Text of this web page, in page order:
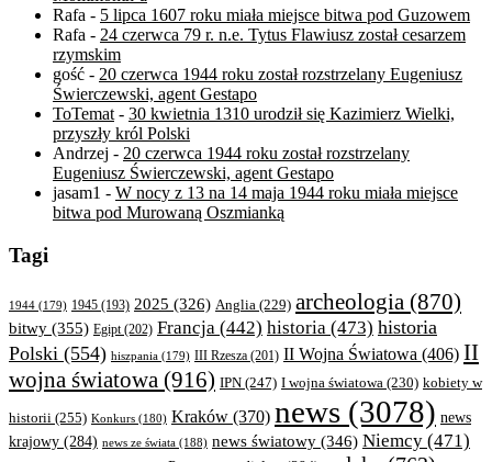
Rafa - 5 lipca 1607 roku miała miejsce bitwa pod Guzowem
Rafa - 24 czerwca 79 r. n.e. Tytus Flawiusz został cesarzem
rzymskim
gość - 20 czerwca 1944 roku został rozstrzelany Eugeniusz
Świerczewski, agent Gestapo
ToTemat- 30 kwietnia 1310 urodził się Kazimierz Wielki,
przyszły król Polski
Andrzej - 20 czerwca 1944 roku został rozstrzelany
Eugeniusz Świerczewski, agent Gestapo
jasam1 - W nocy z 13 na 14 maja 1944 roku miała miejsce
bitwa pod Murowaną Oszmianką
Tagi
1944 (179) 1945 (193) 2025 (326) Anglia (229) archeologia (870)
bitwy (355) Egipt(202) Francja (442) historia (473) historia
Polski (554) hiszpania (179) III Rzesza (201) II Wojna Światowa (406) II
wojna światowa (916) IPN (247) I wojna światowa (230) kobiety w
historii (255) Konkurs (180) Kraków (370) news (3078) news
krajowy (284) news ze świata (188) news światowy (346) Niemcy (471)